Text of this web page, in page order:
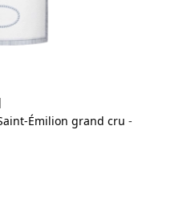
Émilion grand cru -